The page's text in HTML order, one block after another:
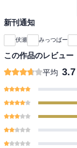
新刊通知
伏瀬 みっつばー
この作品のレビュー
平均 3.7